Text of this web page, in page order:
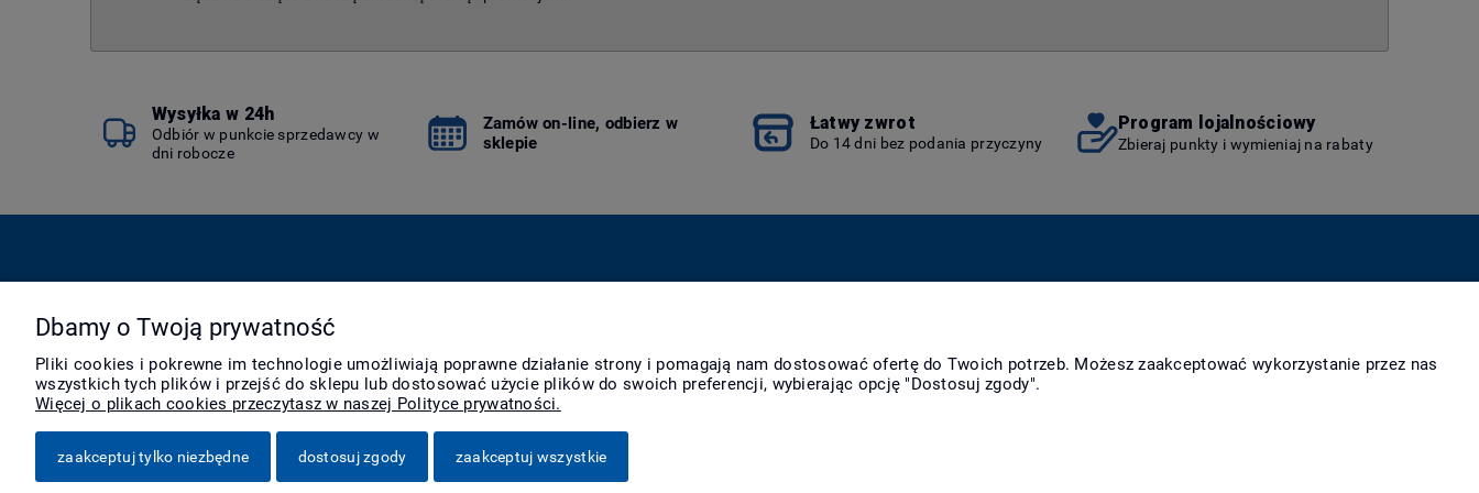
Wysyłka w 24h
Odbiór w punkcie sprzedawcy w
dni robocze
Zamów on-line, odbierz w
sklepie
Łatwy zwrot
Do 14 dni bez podania przyczyny
Program lojalnościowy
Zbieraj punkty i wymieniaj na rabaty
Zwroty i reklamacje
Pytania i odpowiedzi
Regulamin
Twoje zamówienia
Ustawienia konta
Przechowalnia
Raty
Czas realizacji
Czas i koszty dostawy
Polityka cookies
Jak kupować?
O firmie
Nagrody i wyróżnienia
Dbamy o Twoją prywatność
Pliki cookies i pokrewne im technologie umożliwiają poprawne działanie strony i pomagają nam dostosować ofertę do Twoich potrzeb. Możesz zaakceptować wykorzystanie przez nas
wszystkich tych plików i przejść do sklepu lub dostosować użycie plików do swoich preferencji, wybierając opcję "Dostosuj zgody".
Więcej o plikach cookies przeczytasz w naszej Polityce prywatności.
zaakceptuj tylko niezbędne dostosuj zgody zaakceptuj wszystkie